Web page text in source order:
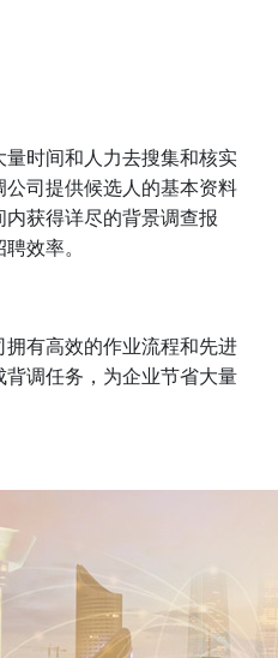
量时间和人力去搜集和核实
司提供候选人的基本资料
获得详尽的背景调查报
效率。
拥有高效的作业流程和先进
调任务，为企业节省大量